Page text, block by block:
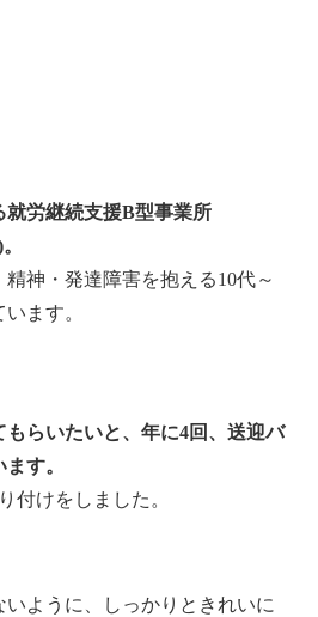
就労継続支援B型事業所
神・発達障害を抱える10代～
ます。
らいたいと、年に4回、送迎バ
す。
付けをしました。
ように、しっかりときれいに